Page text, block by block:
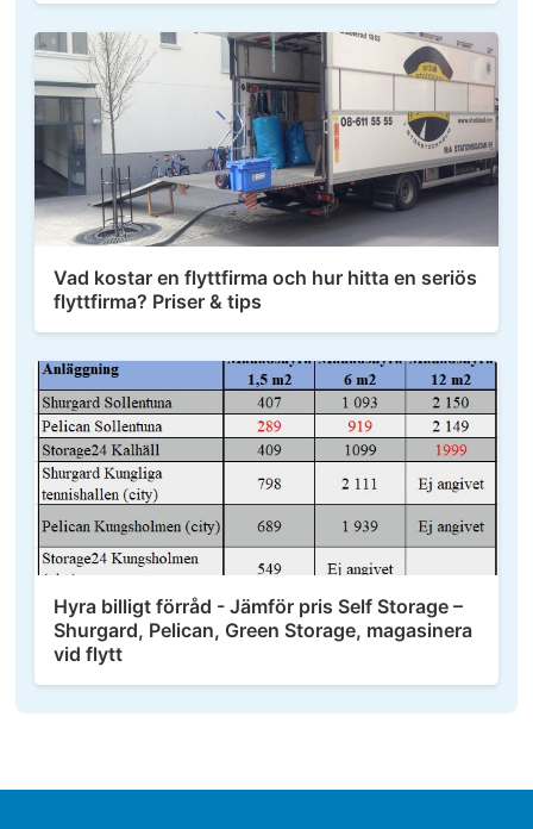
Vad kostar en flyttfirma och hur hitta en seriös
flyttfirma? Priser & tips
Hyra billigt förråd - Jämför pris Self Storage –
Shurgard, Pelican, Green Storage, magasinera
vid flytt